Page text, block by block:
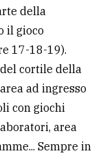
della
il gioco
17-18-19).
cortile della
ad ingresso
con giochi
area
Sempre in